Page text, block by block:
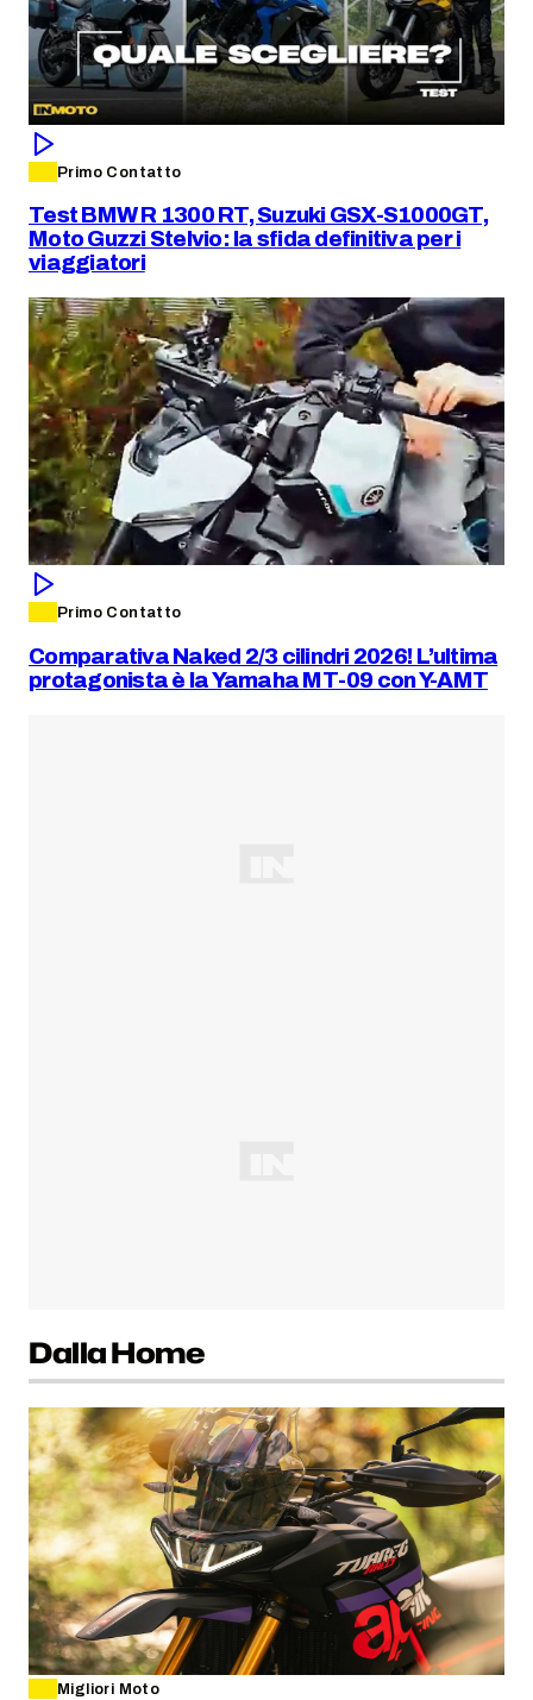
Primo Contatto
Test BMW R 1300 RT, Suzuki GSX-S1000GT,
Moto Guzzi Stelvio: la sfida definitiva per i
viaggiatori
Primo Contatto
Comparativa Naked 2/3 cilindri 2026! L’ultima
protagonista è la Yamaha MT-09 con Y-AMT
Dalla Home
Migliori Moto